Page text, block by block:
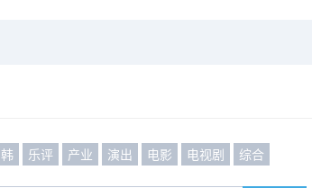
乐评 产业 演出 电影 电视剧 综合